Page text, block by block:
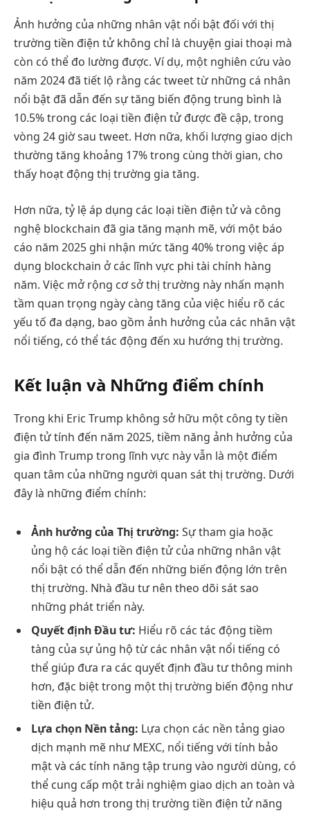
Ảnh hưởng của những nhân vật nổi bật đối với thị
trường tiền điện tử không chỉ là chuyện giai thoại mà
còn có thể đo lường được. Ví dụ, một nghiên cứu vào
năm 2024 đã tiết lộ rằng các tweet từ những cá nhân
nổi bật đã dẫn đến sự tăng biến động trung bình là
10.5% trong các loại tiền điện tử được đề cập, trong
vòng 24 giờ sau tweet. Hơn nữa, khối lượng giao dịch
thường tăng khoảng 17% trong cùng thời gian, cho
thấy hoạt động thị trường gia tăng.
Hơn nữa, tỷ lệ áp dụng các loại tiền điện tử và công
nghệ blockchain đã gia tăng mạnh mẽ, với một báo
cáo năm 2025 ghi nhận mức tăng 40% trong việc áp
dụng blockchain ở các lĩnh vực phi tài chính hàng
năm. Việc mở rộng cơ sở thị trường này nhấn mạnh
tầm quan trọng ngày càng tăng của việc hiểu rõ các
yếu tố đa dạng, bao gồm ảnh hưởng của các nhân vật
nổi tiếng, có thể tác động đến xu hướng thị trường.
Kết luận và Những điểm chính
Trong khi Eric Trump không sở hữu một công ty tiền
điện tử tính đến năm 2025, tiềm năng ảnh hưởng của
gia đình Trump trong lĩnh vực này vẫn là một điểm
quan tâm của những người quan sát thị trường. Dưới
đây là những điểm chính:
Ảnh hưởng của Thị trường: Sự tham gia hoặc
ủng hộ các loại tiền điện tử của những nhân vật
nổi bật có thể dẫn đến những biến động lớn trên
thị trường. Nhà đầu tư nên theo dõi sát sao
những phát triển này.
Quyết định Đầu tư: Hiểu rõ các tác động tiềm
tàng của sự ủng hộ từ các nhân vật nổi tiếng có
thể giúp đưa ra các quyết định đầu tư thông minh
hơn, đặc biệt trong một thị trường biến động như
tiền điện tử.
Lựa chọn Nền tảng: Lựa chọn các nền tảng giao
dịch mạnh mẽ như MEXC, nổi tiếng với tính bảo
mật và các tính năng tập trung vào người dùng, có
thể cung cấp một trải nghiệm giao dịch an toàn và
hiệu quả hơn trong thị trường tiền điện tử năng